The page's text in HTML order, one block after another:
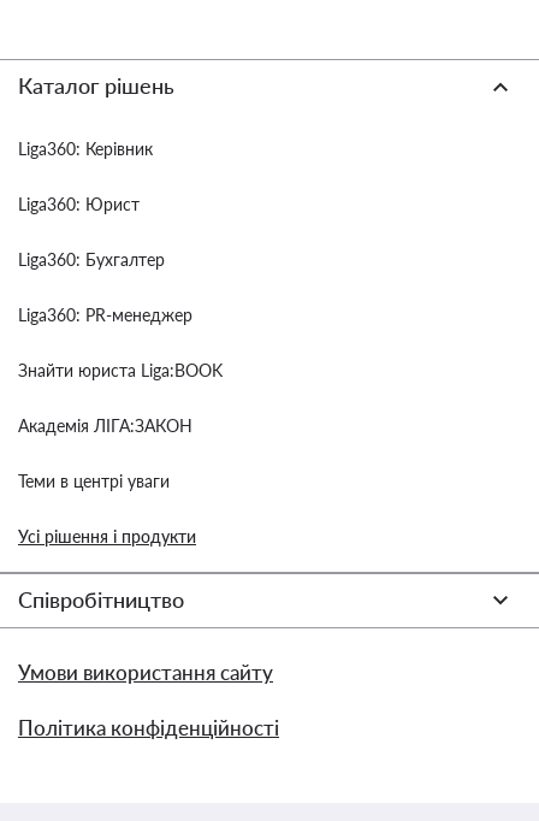
Каталог рішень
Liga360: Керівник
Liga360: Юрист
Liga360: Бухгалтер
Liga360: PR-менеджер
Знайти юриста Liga:BOOK
Академія ЛІГА:ЗАКОН
Теми в центрі уваги
Усі рішення і продукти
Співробітництво
Умови використання сайту
Політика конфіденційності